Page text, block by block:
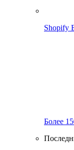
Shopify
Более